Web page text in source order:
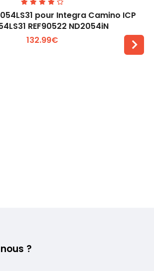
pour Integra Camino ICP
REF90522 ND2054iN
132.99€
?